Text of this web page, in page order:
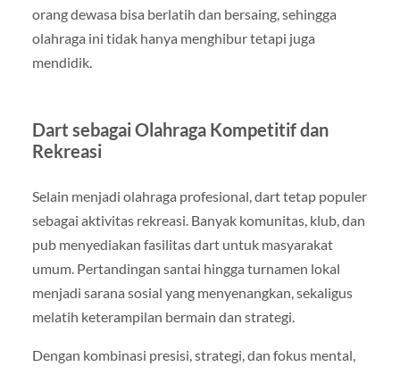
orang dewasa bisa berlatih dan bersaing, sehingga
olahraga ini tidak hanya menghibur tetapi juga
mendidik.
Dart sebagai Olahraga Kompetitif dan
Rekreasi
Selain menjadi olahraga profesional, dart tetap populer
sebagai aktivitas rekreasi. Banyak komunitas, klub, dan
pub menyediakan fasilitas dart untuk masyarakat
umum. Pertandingan santai hingga turnamen lokal
menjadi sarana sosial yang menyenangkan, sekaligus
melatih keterampilan bermain dan strategi.
Dengan kombinasi presisi, strategi, dan fokus mental,